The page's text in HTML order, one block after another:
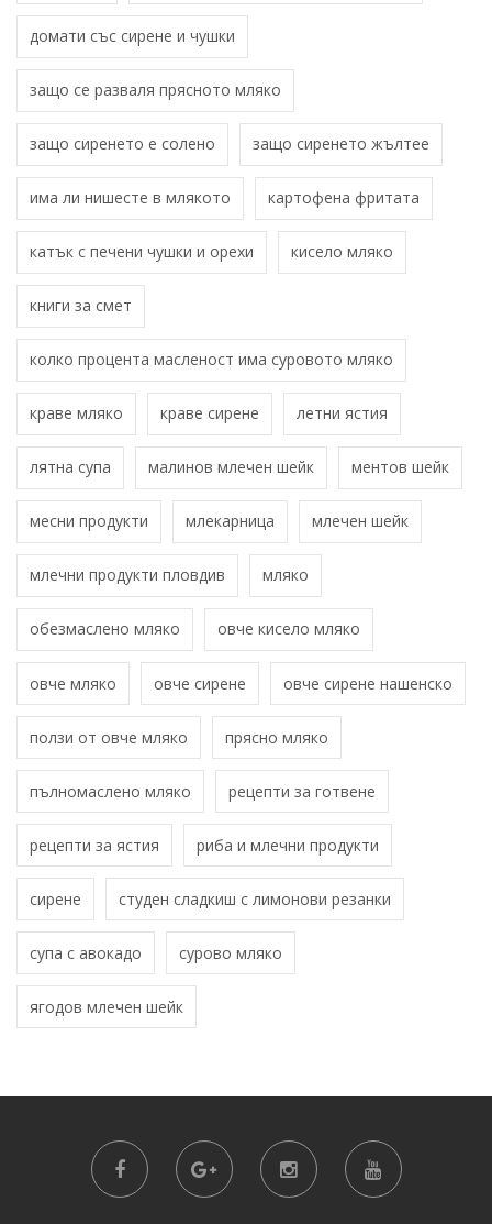
домати със сирене и чушки
защо се разваля прясното мляко
защо сиренето е солено защо сиренето жълтее
има ли нишесте в млякото картофена фритата
катък с печени чушки и орехи кисело мляко
книги за смет
колко процента масленост има суровото мляко
краве мляко краве сирене летни ястия
лятна супа малинов млечен шейк ментов шейк
месни продукти млекарница млечен шейк
млечни продукти пловдив мляко
обезмаслено мляко овче кисело мляко
овче мляко овче сирене овче сирене нашенско
ползи от овче мляко прясно мляко
пълномаслено мляко рецепти за готвене
рецепти за ястия риба и млечни продукти
сирене студен сладкиш с лимонови резанки
супа с авокадо сурово мляко
ягодов млечен шейк